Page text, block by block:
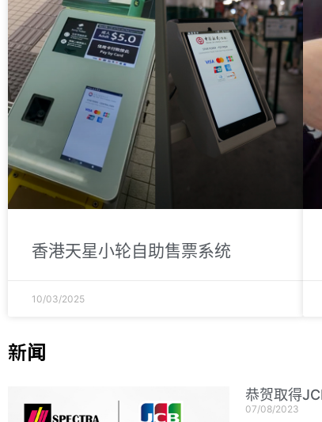
香港天星小轮自助售票系统
10/03/2025
新闻
恭贺取得
07/08/2023